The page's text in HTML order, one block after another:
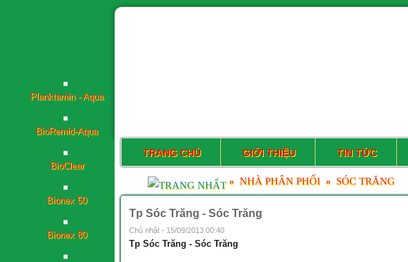
TRANG CHỦ GIỚI THIỆU TIN TỨC
» NHÀ PHÂN PHỐI » SÓC TRĂNG
Tp Sóc Trăng - Sóc Trăng
Chủ nhật - 15/09/2013 00:40
Tp Sóc Trăng - Sóc Trăng